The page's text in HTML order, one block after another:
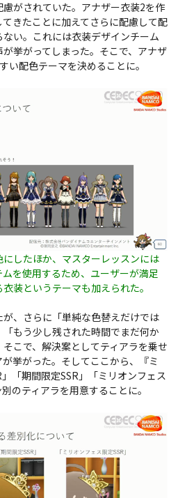
がされていた。アナザー衣装2を作
きたことに加えてさらに配慮して配
い。これには衣装デザインチーム
挙がってしまった。そこで、アナザ
い配色テーマを決めることに。
したほか、マスターレッスンには
を使用するため、ユーザーが満足
装というテーマも加えられた。
、さらに「単純な色替えだけでは
もう少し残された時間でまだ何か
こで、解決案としてティアラを乗せ
挙がった。そしてここから、『ミ
「期間限定SSR」「ミリオンフェス
のティアラを用意することに。